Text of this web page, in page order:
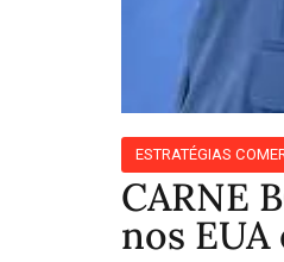
ESTRATÉGIAS
CARNE
nos